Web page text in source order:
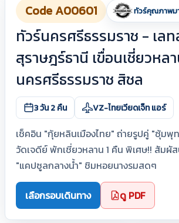
Code A00601 ทัวร์คุณภาพม
ทัวร์นครศรีธรรมราช - เลท
สุราษฎร์ธานี เขื่อนเชี่ยวหล
นครศรีธรรมราช สิชล
3 วัน 2 คืน VZ-ไทยเวียดเจ็ท แอร์
เช็คอิน "กุ้ยหลินเมืองไทย" ถ่ายรูปคู่ "ซุ้มพุ
วัดเจดีย์ พักเชี่ยวหลาน 1 คืน พิเศษ!! สัมผั
"แคปซูลกลางน้ำ" ชิมหอยนางรมสดๆ
เลือกรอบเดินทาง ดู PDF